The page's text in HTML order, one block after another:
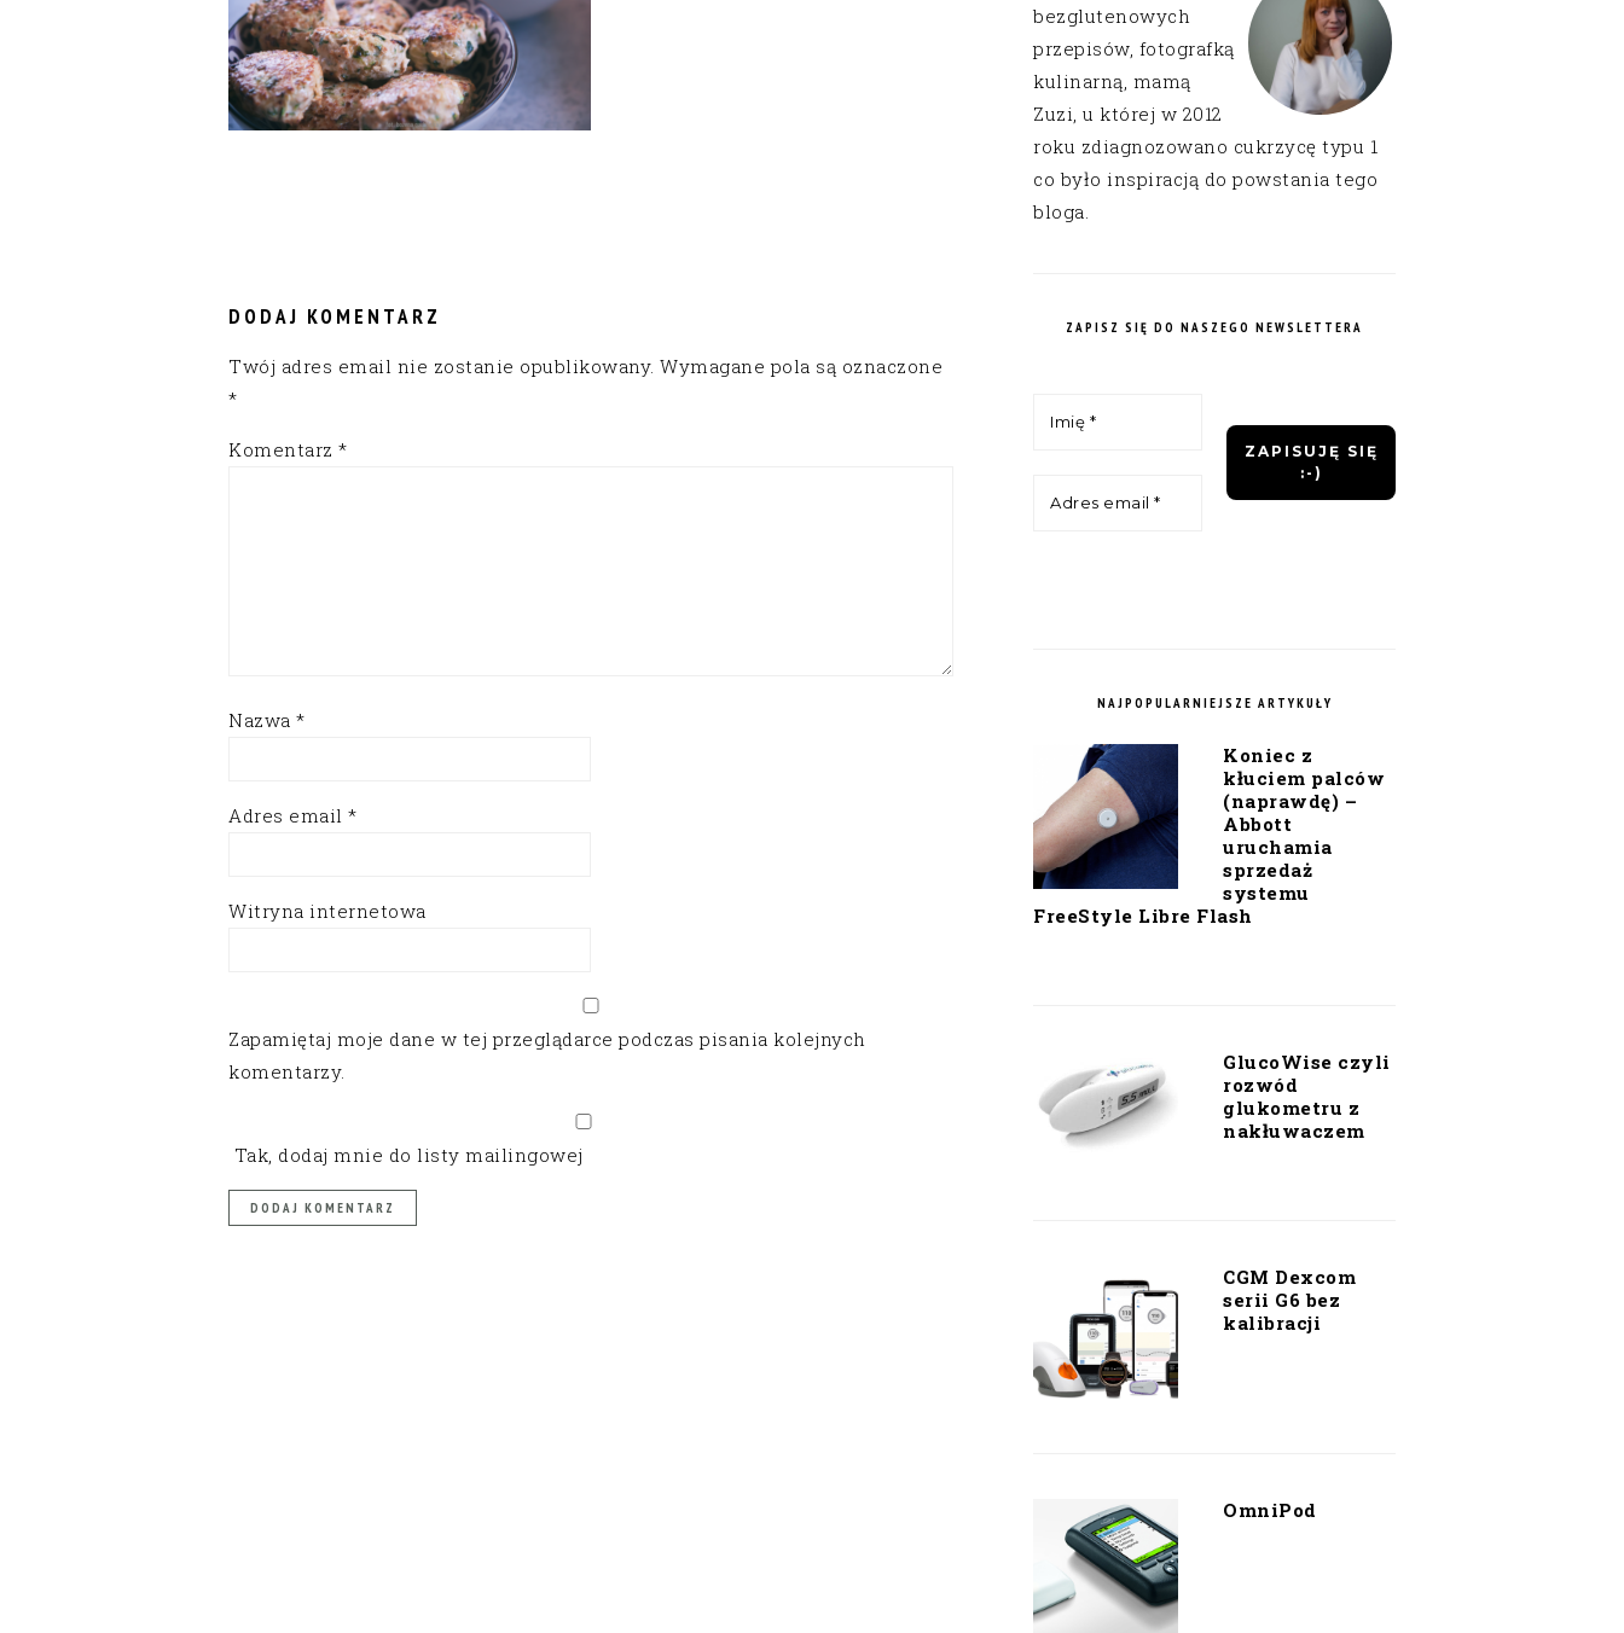
DODAJ KOMENTARZ
Twój adres email nie zostanie opublikowany. Wymagane pola są oznaczone
*
Komentarz *
Nazwa *
Adres email *
Witryna internetowa
Zapamiętaj moje dane w tej przeglądarce podczas pisania kolejnych
komentarzy.
Tak, dodaj mnie do listy mailingowej
bezglutenowych
przepisów, fotografką
kulinarną, mamą
Zuzi, u której w 2012
roku zdiagnozowano cukrzycę typu 1
co było inspiracją do powstania tego
bloga.
ZAPISZ SIĘ DO NASZEGO NEWSLETTERA
NAJPOPULARNIEJSZE ARTYKUŁY
Koniec z
kłuciem palców
(naprawdę) –
Abbott
uruchamia
sprzedaż
systemu
FreeStyle Libre Flash
GlucoWise czyli
rozwód
glukometru z
nakłuwaczem
CGM Dexcom
serii G6 bez
kalibracji
OmniPod